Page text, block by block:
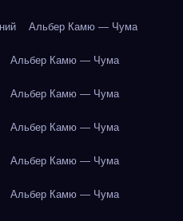
Альбер Камю — Чума
Альбер Камю — Чума
Альбер Камю — Чума
Альбер Камю — Чума
Альбер Камю — Чума
Альбер Камю — Чума